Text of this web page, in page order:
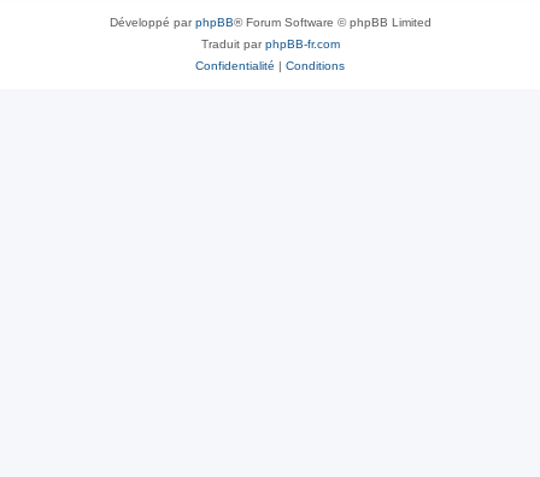
Développé parphpBB® Forum Software © phpBB Limited
Traduit parphpBB-fr.com
Confidentialité | Conditions